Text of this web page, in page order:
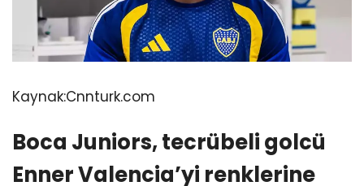
Kaynak:Cnnturk.com
Boca Juniors, tecrübeli golcü
Enner Valencia’yi renklerine